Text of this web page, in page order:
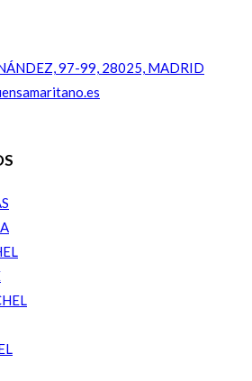
97-99, 28025, MADRID